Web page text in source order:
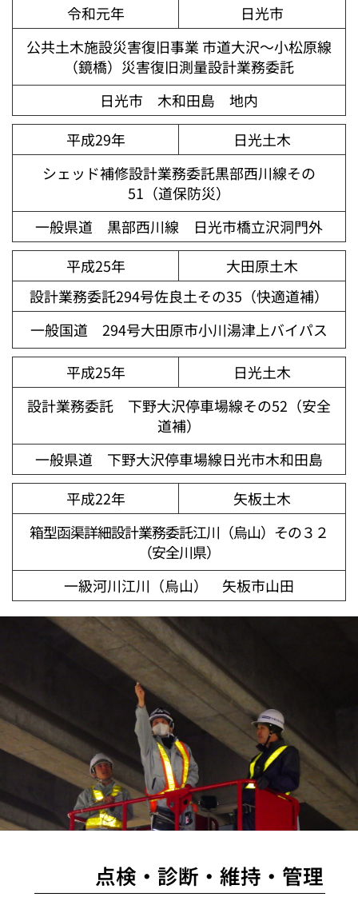
令和元年
日光市
公共土木施設災害復旧事業 市道大沢～小松原線
（鏡橋）災害復旧測量設計業務委託
日光市 木和田島 地内
平成29年
日光土木
シェッド補修設計業務委託黒部西川線その
51（道保防災）
一般県道 黒部西川線 日光市橋立沢洞門外
平成25年
大田原土木
設計業務委託294号佐良土その35（快適道補）
一般国道 294号大田原市小川湯津上バイパス
平成25年
日光土木
設計業務委託 下野大沢停車場線その52（安全
道補）
一般県道 下野大沢停車場線日光市木和田島
平成22年
矢板土木
箱型函渠詳細設計業務委託江川（烏山）その３２
（安全川県）
一級河川江川（烏山） 矢板市山田
点検・診断・維持・管理